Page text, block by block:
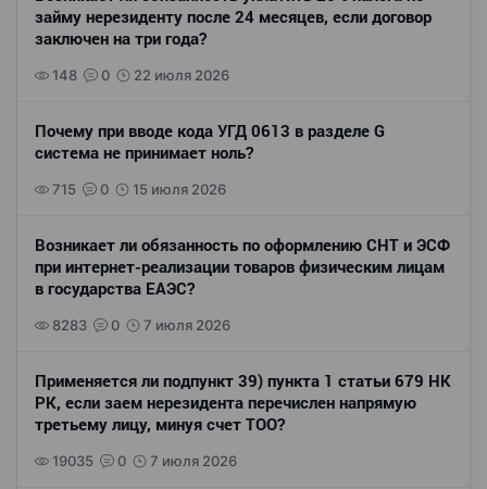
займу нерезиденту после 24 месяцев, если договор
заключен на три года?
148 0 22 июля 2026
Почему при вводе кода УГД 0613 в разделе G
система не принимает ноль?
715 0 15 июля 2026
Возникает ли обязанность по оформлению СНТ и ЭСФ
при интернет-реализации товаров физическим лицам
в государства ЕАЭС?
8283 0 7 июля 2026
Применяется ли подпункт 39) пункта 1 статьи 679 НК
РК, если заем нерезидента перечислен напрямую
третьему лицу, минуя счет ТОО?
19035 0 7 июля 2026